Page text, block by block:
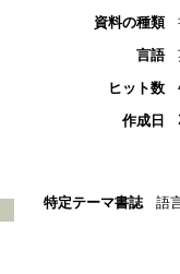
資料の種類
言語
ヒット数
作成日
特定テーマ書誌 語